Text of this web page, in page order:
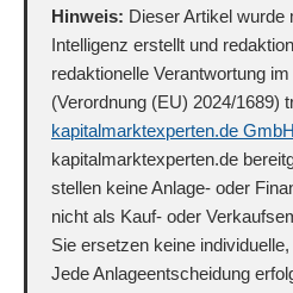
Hinweis: Dieser Artikel wurde
Intelligenz erstellt und
redaktionelle Verantwortung
(Verordnung (EU) 2024/1689)
kapitalmarktexperten.de GmbH
kapitalmarktexperten.de
stellen keine Anlage- oder
nicht als Kauf- oder
Sie ersetzen keine
Jede Anlageentscheidung